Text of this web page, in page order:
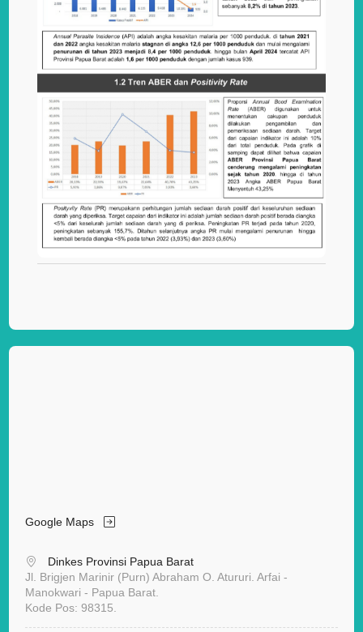
Google Maps
Dinkes Provinsi Papua Barat
Jl. Brigjen Marinir (Purn) Abraham O. Atururi. Arfai -
Manokwari - Papua Barat.
Kode Pos: 98315.